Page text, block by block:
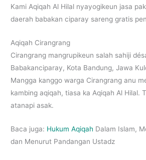
Kami Aqiqah Al Hilal nyayogikeun jasa
daerah babakan ciparay sareng gratis
Aqiqah Cirangrang
Cirangrang mangrupikeun salah sahiji
Babakanciparay, Kota Bandung, Jawa
Mangga kanggo warga Cirangrang anu
kambing aqiqah, tiasa ka Aqiqah Al Hilal.
atanapi asak.
Baca juga: Hukum Aqiqah Dalam Islam,
dan Menurut Pandangan Ustadz